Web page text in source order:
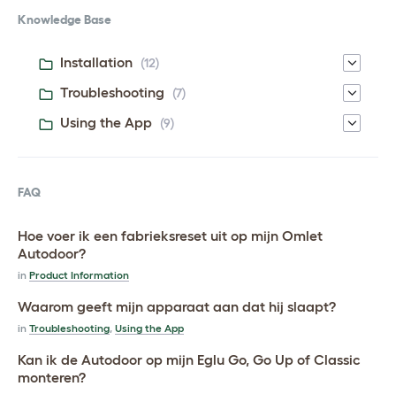
Knowledge Base
Installation (12)
Troubleshooting (7)
Using the App (9)
FAQ
Hoe voer ik een fabrieksreset uit op mijn Omlet
Autodoor?
in Product Information
Waarom geeft mijn apparaat aan dat hij slaapt?
in Troubleshooting, Using the App
Kan ik de Autodoor op mijn Eglu Go, Go Up of Classic
monteren?